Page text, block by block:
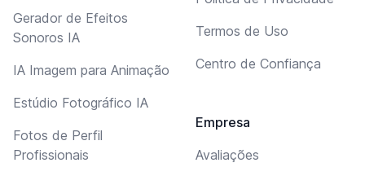
Gerador de Efeitos
Sonoros IA
IA Imagem para Animação
Estúdio Fotográfico IA
Fotos de Perfil
Profissionais
Termos de Uso
Centro de Confiança
Empresa
Avaliações